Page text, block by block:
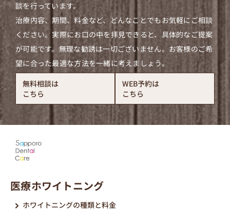
談を行っています。
治療内容、期間、料金など、どんなことでもお気軽にご相談
ください。実際にお口の中を拝見できると、具体的なご提案
が可能です。無理な勧誘は一切ございません。お客様のご希
望に合った最適な方法を一緒に考えましょう。
無料相談は
こちら
WEB予約は
こちら
医療ホワイトニング
ホワイトニングの種類と料金